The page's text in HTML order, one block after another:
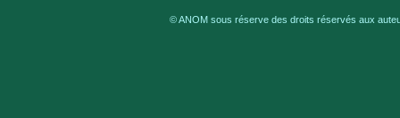
© ANOM sous réserve des droits réservés aux